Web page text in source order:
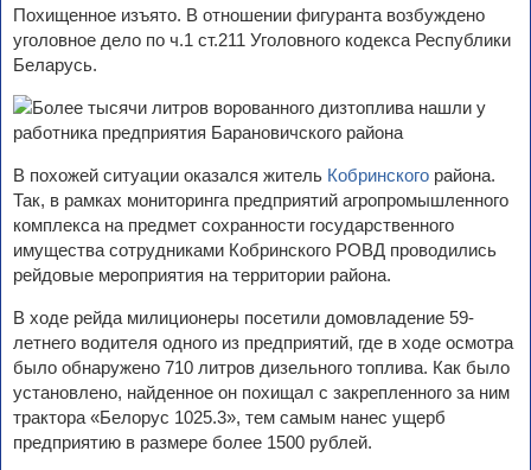
Похищенное изъято. В отношении фигуранта возбуждено
уголовное дело по ч.1 ст.211 Уголовного кодекса Республики
Беларусь.
В похожей ситуации оказался житель Кобринского района.
Так, в рамках мониторинга предприятий агропромышленного
комплекса на предмет сохранности государственного
имущества сотрудниками Кобринского РОВД проводились
рейдовые мероприятия на территории района.
В ходе рейда милиционеры посетили домовладение 59-
летнего водителя одного из предприятий, где в ходе осмотра
было обнаружено 710 литров дизельного топлива. Как было
установлено, найденное он похищал с закрепленного за ним
трактора «Белорус 1025.3», тем самым нанес ущерб
предприятию в размере более 1500 рублей.